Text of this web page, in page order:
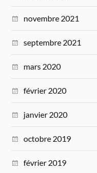
novembre 2021
septembre 2021
mars 2020
février 2020
janvier 2020
octobre 2019
février 2019